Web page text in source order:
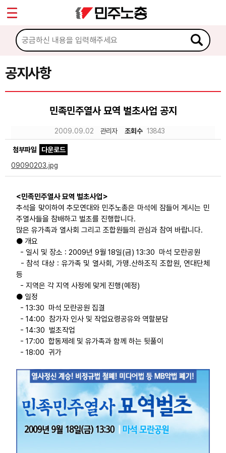
공지사항
민족민주열사 묘역 벌초사업 공지
2009.09.02 관리자 조회수 13843
첨부파일
다운로드
09090203.jpg
<민족민주열사 묘역 벌초사업>
추석을 맞이하여 추모연대와 민주노총은 마석에 잠들어 계시는 민
주열사들을 참배하고 벌초를 진행합니다.
많은 유가족과 열사회 그리고 조합원들의 관심과 참여 바랍니다.
● 개요
- 일시 및 장소 : 2009년 9월 18일(금) 13:30 마석 모란공원
- 참석 대상 : 유가족 및 열사회, 가맹․산하조직 조합원, 연대단체
등
- 지역은 각 지역 사정에 맞게 진행(예정)
● 일정
- 13:30 마석 모란공원 집결
- 14:00 참가자 인사 및 작업요령공유와 역할분담
- 14:30 벌초작업
- 17:00 합동제례 및 유가족과 함께 하는 뒷풀이
- 18:00 귀가
마이페이지
소개
소식
공지사항
노동상담
부설기관
업무
Sketchbook5, 스케치북5
Sketchbook5, 스케치북5